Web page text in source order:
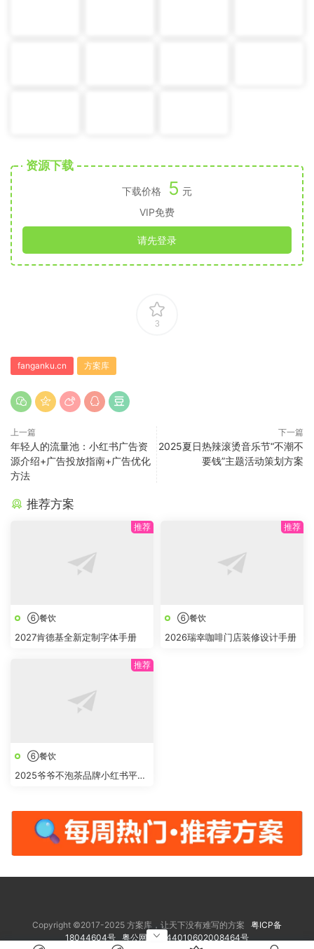
资源下载
下载价格 5 元
VIP免费
请先登录
3
fanganku.cn 方案库
上一篇
年轻人的流量池：小红书广告资
源介绍+广告投放指南+广告优化
方法
下一篇
2025夏日热辣滚烫音乐节“不潮不
要钱”主题活动策划方案
推荐方案
⑥餐饮
2027肯德基全新定制字体手册
⑥餐饮
2026瑞幸咖啡门店装修设计手册
⑥餐饮
2025爷爷不泡茶品牌小红书平台
Copyright ©2017-2025 方案库，让天下没有难写的方案 粤ICP备
18044604号 粤公网安备 44010602008464号